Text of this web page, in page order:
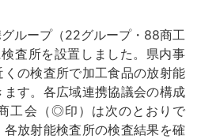
ループ（22グループ・88商工
査所を設置しました。県内事
の検査所で加工食品の放射能
す。各広域連携協議会の構成
工会（◎印）は次のとおりで
放射能検査所の検査結果を確